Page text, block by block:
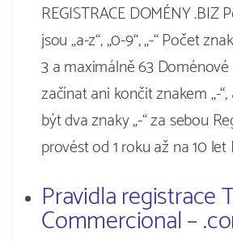
REGISTRACE DOMÉNY .BIZ
jsou „a-z“, „0-9“, „-“ Počet
3 a maximálně 63
začínat ani končit znakem „-
být dva znaky „-“ za sebou
provést od 1 roku až na 10 let
Pravidla registrace
Commercional –